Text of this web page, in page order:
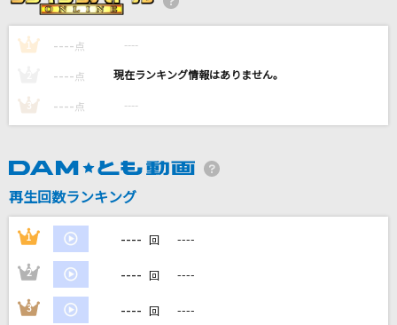
[生音]サウダージ
ポルノグラフィティ
カラオケをもっと楽しもう！
1 ---- 点 ----
---- 点 ----
3 ---- 点 ----
再生回数ランキング
1 ---- 回 ----
2 ---- 回 ----
3 ---- 回 ----